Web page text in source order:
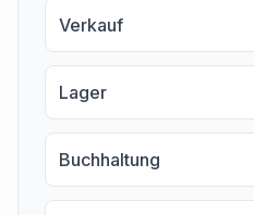
Verkauf
Lager
Buchhaltung